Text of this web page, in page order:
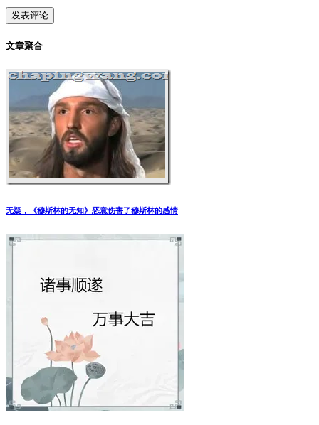
文章聚合
无疑，《穆斯林的无知》恶意伤害了穆斯林的感情